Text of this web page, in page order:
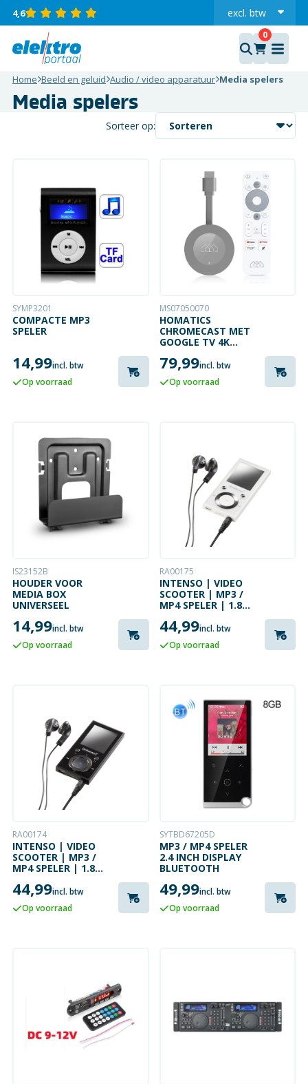
4,6 excl. btw
incl.
Home Beeld en geluid Audio / video apparatuur Media spelers
Media spelers
Sorteer op:
SYMP3201
COMPACTE MP3
SPELER
14,99incl. btw
Op voorraad
MS07050070
HOMATICS
CHROMECAST MET
GOOGLE TV 4K
79,99incl. btw
Op voorraad
IS23152B
HOUDER VOOR
MEDIA BOX
UNIVERSEEL
14,99incl. btw
Op voorraad
RA00175
INTENSO | VIDEO
SCOOTER | MP3 /
MP4 SPELER | 1.8
BLUETOOTH | 16GB
44,99incl. btw
Op voorraad
RA00174
INTENSO | VIDEO
SCOOTER | MP3 /
MP4 SPELER | 1.8
BLUETOOTH | 16GB
44,99incl. btw
Op voorraad
SYTBD67205D
MP3 / MP4 SPELER
2.4 INCH DISPLAY
BLUETOOTH
49,99incl. btw
Op voorraad